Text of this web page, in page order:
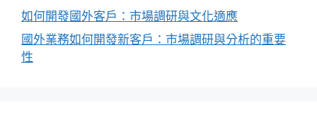
如何開發國外客戶：市場調研與文化適應
國外業務如何開發新客戶：市場調研與分析的重要
性